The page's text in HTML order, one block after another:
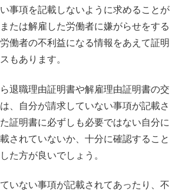
事項を記載しないように求めることが
たは解雇した労働者に嫌がらせをする
働者の不利益になる情報をあえて証明
もあります。
退職理由証明書や解雇理由証明書の交
、自分が請求していない事項が記載さ
証明書に必ずしも必要ではない自分に
されていないか、十分に確認すること
た方が良いでしょう。
いない事項が記載されてあったり、不